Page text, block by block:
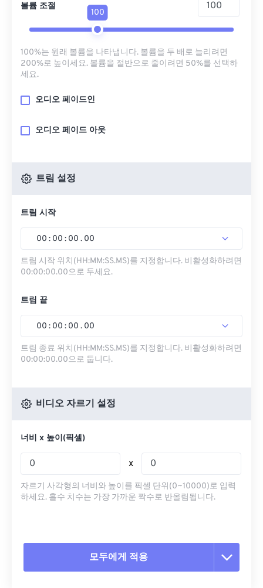
볼륨 조절
100
100%는 원래 볼륨을 나타냅니다. 볼륨을 두 배로 늘리려면
200%로 높이세요. 볼륨을 절반으로 줄이려면 50%를 선택하
세요.
오디오 페이드인
오디오 페이드 아웃
트림 설정
트림 시작
00 : 00 : 00 . 00
트림 시작 위치(HH:MM:SS.MS)를 지정합니다. 비활성화하려면
00:00:00.00으로 두세요.
트림 끝
00 : 00 : 00 . 00
트림 종료 위치(HH:MM:SS.MS)를 지정합니다. 비활성화하려면
00:00:00.00으로 둡니다.
비디오 자르기 설정
너비 x 높이(픽셀)
x
자르기 사각형의 너비와 높이를 픽셀 단위(0~10000)로 입력
하세요. 홀수 치수는 가장 가까운 짝수로 반올림됩니다.
모두에게 적용